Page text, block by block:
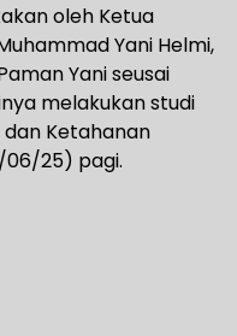
oleh Ketua
Yani Helmi,
Yani seusai
melakukan studi
Ketahanan
06/25) pagi.